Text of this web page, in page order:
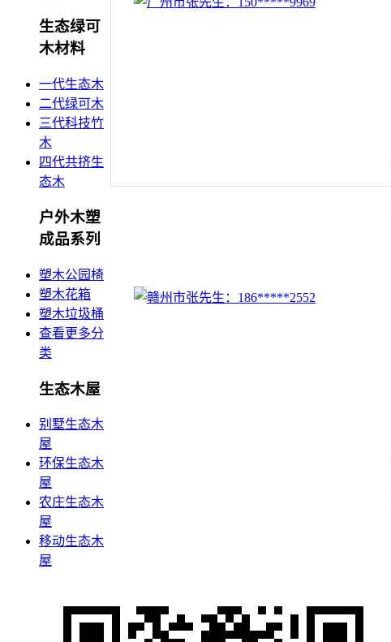
生态绿可
木材料
一代生态木
二代绿可木
三代科技竹
木
四代共挤生
态木
户外木塑
成品系列
塑木公园椅
塑木花箱
塑木垃圾桶
查看更多分
类
生态木屋
别墅生态木
屋
环保生态木
屋
农庄生态木
屋
移动生态木
屋